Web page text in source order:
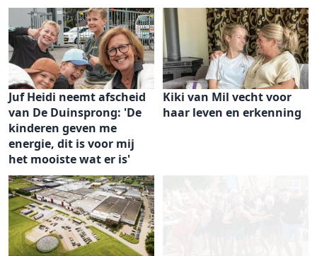
Juf Heidi neemt afscheid
van De Duinsprong: 'De
kinderen geven me
energie, dit is voor mij
het mooiste wat er is'
Kiki van Mil vecht voor
haar leven en erkenning